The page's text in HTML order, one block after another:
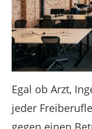
Egal ob Arzt,
jeder